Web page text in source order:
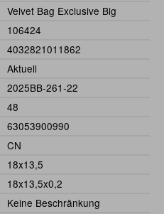
Velvet Bag Exclusive Big
106424
4032821011862
Aktuell
2025BB-261-22
48
63053900990
CN
18x13,5
18x13,5x0,2
Keine Beschränkung